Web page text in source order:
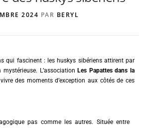
2024 PAR BERYL
qui fascinent : les huskys sibériens attirent par
L’association Les Papattes dans la
des moments d’exception aux côtés de ces
pas comme les autres. Située entre